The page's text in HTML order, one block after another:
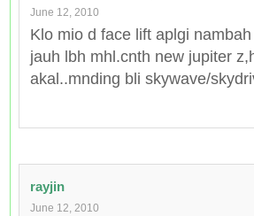
June 12, 2010
Klo mio d face lift aplgi
jauh lbh mhl.cnth new jupiter
akal..mnding bli skywave/
rayjin
June 12, 2010